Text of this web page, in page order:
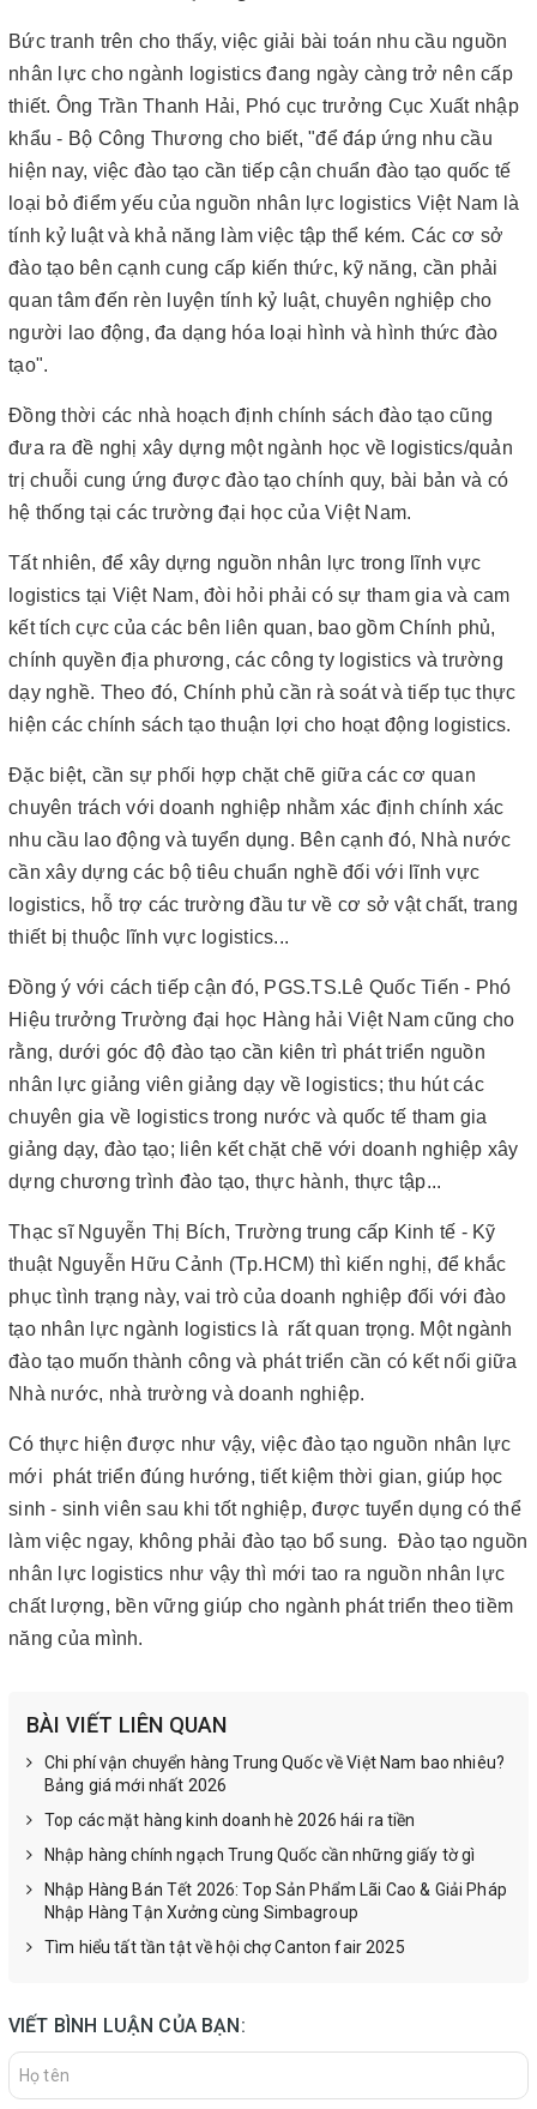
Bức tranh trên cho thấy, việc giải bài toán nhu cầu nguồn
nhân lực cho ngành logistics đang ngày càng trở nên cấp
thiết. Ông Trần Thanh Hải, Phó cục trưởng Cục Xuất nhập
khẩu - Bộ Công Thương cho biết, "để đáp ứng nhu cầu
hiện nay, việc đào tạo cần tiếp cận chuẩn đào tạo quốc tế
loại bỏ điểm yếu của nguồn nhân lực logistics Việt Nam là
tính kỷ luật và khả năng làm việc tập thể kém. Các cơ sở
đào tạo bên cạnh cung cấp kiến thức, kỹ năng, cần phải
quan tâm đến rèn luyện tính kỷ luật, chuyên nghiệp cho
người lao động, đa dạng hóa loại hình và hình thức đào
tạo".
Đồng thời các nhà hoạch định chính sách đào tạo cũng
đưa ra đề nghị xây dựng một ngành học về logistics/quản
trị chuỗi cung ứng được đào tạo chính quy, bài bản và có
hệ thống tại các trường đại học của Việt Nam.
Tất nhiên, để xây dựng nguồn nhân lực trong lĩnh vực
logistics tại Việt Nam, đòi hỏi phải có sự tham gia và cam
kết tích cực của các bên liên quan, bao gồm Chính phủ,
chính quyền địa phương, các công ty logistics và trường
dạy nghề. Theo đó, Chính phủ cần rà soát và tiếp tục thực
hiện các chính sách tạo thuận lợi cho hoạt động logistics.
Đặc biệt, cần sự phối hợp chặt chẽ giữa các cơ quan
chuyên trách với doanh nghiệp nhằm xác định chính xác
nhu cầu lao động và tuyển dụng. Bên cạnh đó, Nhà nước
cần xây dựng các bộ tiêu chuẩn nghề đối với lĩnh vực
logistics, hỗ trợ các trường đầu tư về cơ sở vật chất, trang
thiết bị thuộc lĩnh vực logistics...
Đồng ý với cách tiếp cận đó, PGS.TS.Lê Quốc Tiến - Phó
Hiệu trưởng Trường đại học Hàng hải Việt Nam cũng cho
rằng, dưới góc độ đào tạo cần kiên trì phát triển nguồn
nhân lực giảng viên giảng dạy về logistics; thu hút các
chuyên gia về logistics trong nước và quốc tế tham gia
giảng dạy, đào tạo; liên kết chặt chẽ với doanh nghiệp xây
dựng chương trình đào tạo, thực hành, thực tập...
Thạc sĩ Nguyễn Thị Bích, Trường trung cấp Kinh tế - Kỹ
thuật Nguyễn Hữu Cảnh (Tp.HCM) thì kiến nghị, để khắc
phục tình trạng này, vai trò của doanh nghiệp đối với đào
tạo nhân lực ngành logistics là rất quan trọng. Một ngành
đào tạo muốn thành công và phát triển cần có kết nối giữa
Nhà nước, nhà trường và doanh nghiệp.
Có thực hiện được như vậy, việc đào tạo nguồn nhân lực
mới phát triển đúng hướng, tiết kiệm thời gian, giúp học
sinh - sinh viên sau khi tốt nghiệp, được tuyển dụng có thể
làm việc ngay, không phải đào tạo bổ sung. Đào tạo nguồn
nhân lực logistics như vậy thì mới tao ra nguồn nhân lực
chất lượng, bền vững giúp cho ngành phát triển theo tiềm
năng của mình.
BÀI VIẾT LIÊN QUAN
Chi phí vận chuyển hàng Trung Quốc về Việt Nam bao nhiêu?
Bảng giá mới nhất 2026
Top các mặt hàng kinh doanh hè 2026 hái ra tiền
Nhập hàng chính ngạch Trung Quốc cần những giấy tờ gì
Nhập Hàng Bán Tết 2026: Top Sản Phẩm Lãi Cao & Giải Pháp
Nhập Hàng Tận Xưởng cùng Simbagroup
Tìm hiểu tất tần tật về hội chợ Canton fair 2025
VIẾT BÌNH LUẬN CỦA BẠN: